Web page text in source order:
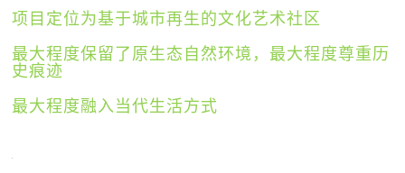
项目定位为基于城市再生的文化艺术社区
最大程度保留了原生态自然环境，最大程度尊重历
史痕迹
最大程度融入当代生活方式